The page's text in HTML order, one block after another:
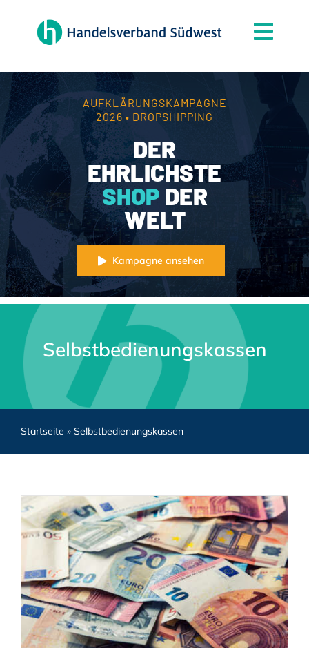
Themen
Mitgliedschaft
Partner
News
Handelsjournal
Kontakt
AUFKLÄRUNGSKAMPAGNE
2026 • DROPSHIPPING
DER
EHRLICHSTE
SHOP DER
WELT
Kampagne ansehen
Selbstbedienungskassen
Startseite » Selbstbedienungskassen